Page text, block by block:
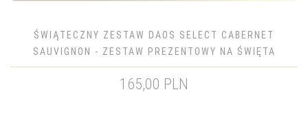
ŚWIĄTECZNY ZESTAW DAOS SELECT CABERNET
SAUVIGNON - ZESTAW PREZENTOWY NA ŚWIĘTA
BOŻEGO NARODZENIA
165,00 PLN